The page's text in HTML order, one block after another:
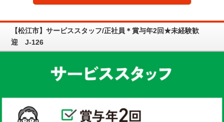
【松江市】サービススタッフ/正社員＊賞与年2回★未経験歓
迎 J-126